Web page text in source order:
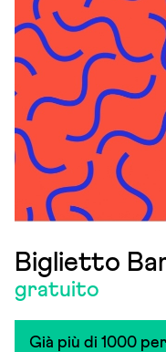
Biglietto
gratuito
Già più di 1000